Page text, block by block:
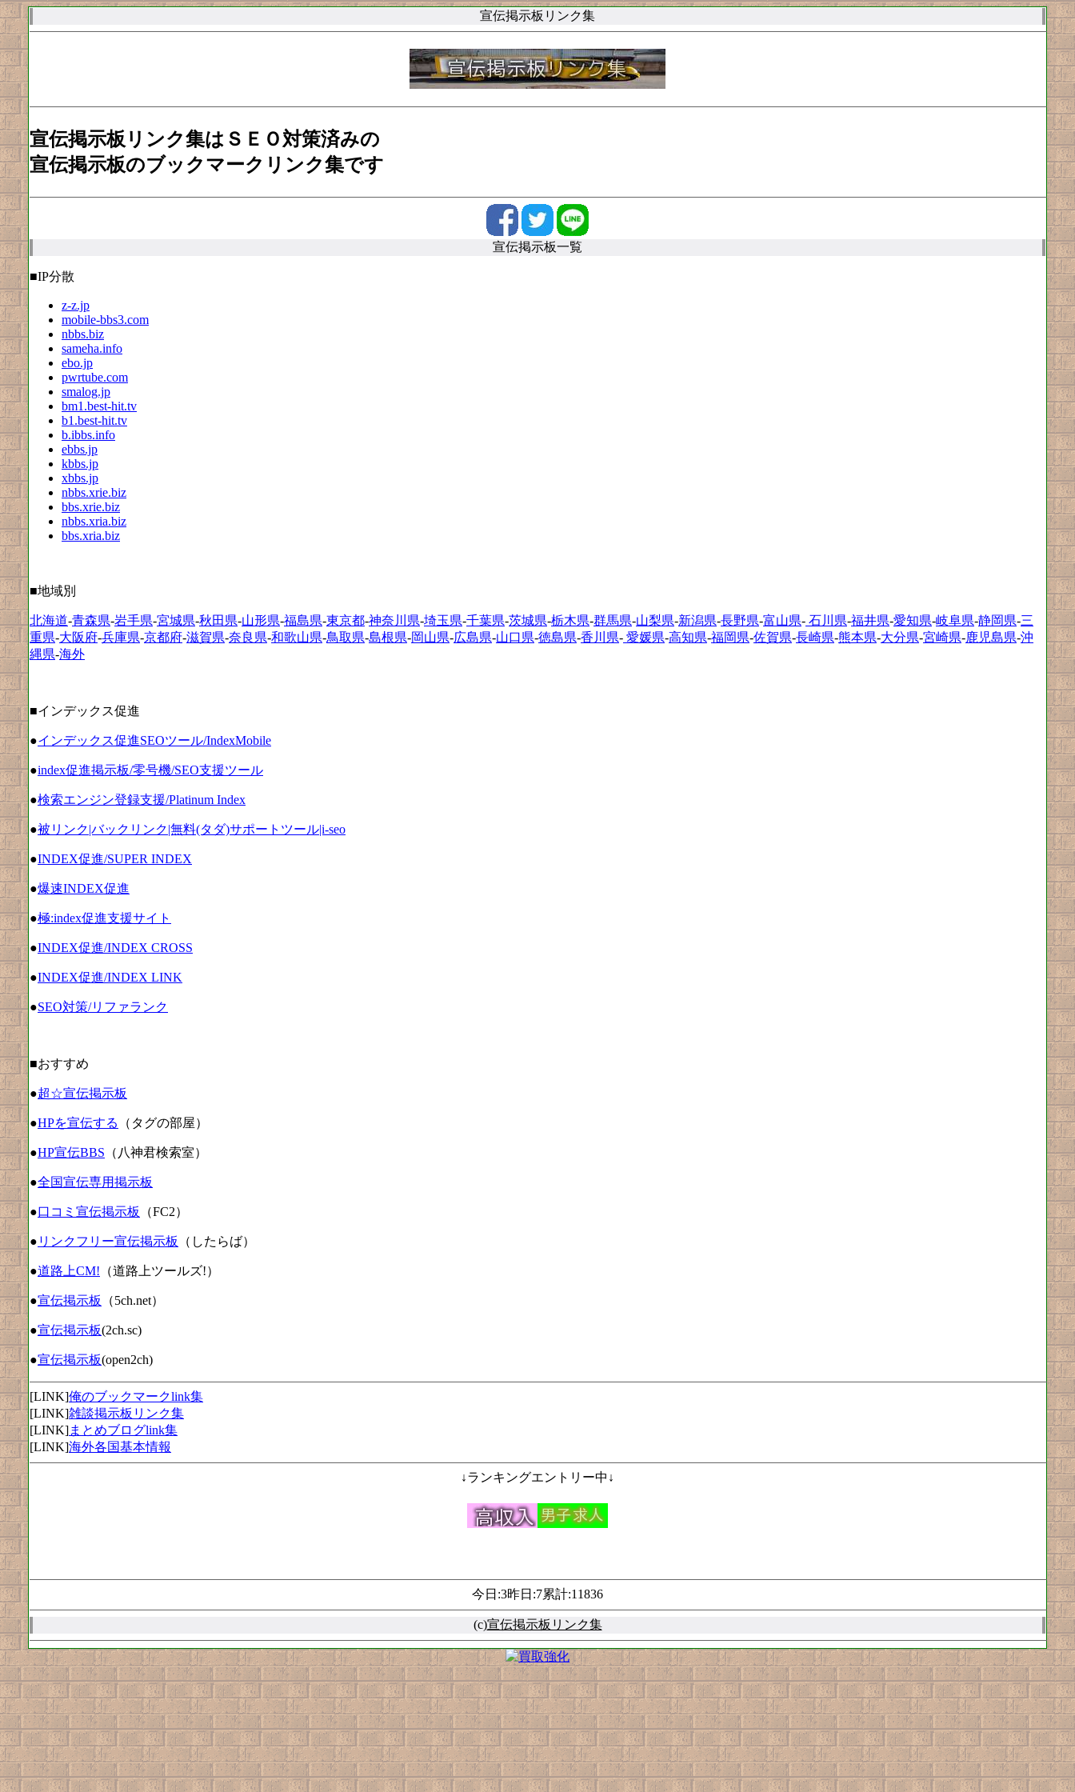
宣伝掲示板リンク集
宣伝掲示板リンク集はＳＥＯ対策済みの
宣伝掲示板のブックマークリンク集です
宣伝掲示板一覧
■IP分散
z-z.jp
mobile-bbs3.com
nbbs.biz
sameha.info
ebo.jp
pwrtube.com
smalog.jp
bm1.best-hit.tv
b1.best-hit.tv
b.ibbs.info
ebbs.jp
kbbs.jp
xbbs.jp
nbbs.xrie.biz
bbs.xrie.biz
nbbs.xria.biz
bbs.xria.biz
■地域別
北海道-青森県-岩手県-宮城県-秋田県-山形県-福島県-東京都-神奈川県-埼玉県-千葉県-茨城県-栃木県-群馬県-山梨県-新潟県-長野県-富山県- 石川県-福井県-愛知県-岐阜県-静岡県-三
重県-大阪府-兵庫県-京都府-滋賀県-奈良県-和歌山県-鳥取県-島根県-岡山県-広島県-山口県-徳島県-香川県- 愛媛県-高知県-福岡県-佐賀県-長崎県-熊本県-大分県-宮崎県-鹿児島県-沖
縄県-海外
■インデックス促進
●インデックス促進SEOツール/IndexMobile
●index促進掲示板/零号機/SEO支援ツール
●検索エンジン登録支援/Platinum Index
●被リンク|バックリンク|無料(タダ)サポートツール|i-seo
●INDEX促進/SUPER INDEX
●爆速INDEX促進
●極:index促進支援サイト
●INDEX促進/INDEX CROSS
●INDEX促進/INDEX LINK
●SEO対策/リファランク
■おすすめ
●超☆宣伝掲示板
●HPを宣伝する （タグの部屋）
●HP宣伝BBS （八神君検索室）
●全国宣伝専用掲示板
●口コミ宣伝掲示板 （FC2）
● リンクフリー宣伝掲示板 （したらば）
●道路上CM! （道路上ツールズ!）
●宣伝掲示板 （5ch.net）
●宣伝掲示板(2ch.sc)
●宣伝掲示板(open2ch)
[LINK]俺のブックマークlink集
[LINK]雑談掲示板リンク集
[LINK]まとめブログlink集
[LINK]海外各国基本情報
↓ランキングエントリー中↓
今日:3昨日:7累計:11836
(c)宣伝掲示板リンク集